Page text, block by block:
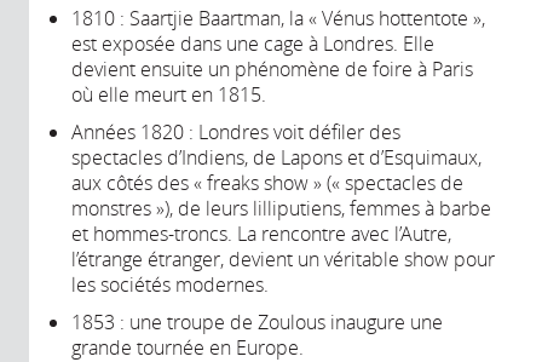
1810 : Saartjie Baartman, la « Vénus hottentote »,
est exposée dans une cage à Londres. Elle
devient ensuite un phénomène de foire à Paris
où elle meurt en 1815.
Années 1820 : Londres voit défiler des
spectacles d’Indiens, de Lapons et d’Esquimaux,
aux côtés des « freaks show » (« spectacles de
monstres »), de leurs lilliputiens, femmes à barbe
et hommes-troncs. La rencontre avec l’Autre,
l’étrange étranger, devient un véritable show pour
les sociétés modernes.
1853 : une troupe de Zoulous inaugure une
grande tournée en Europe.